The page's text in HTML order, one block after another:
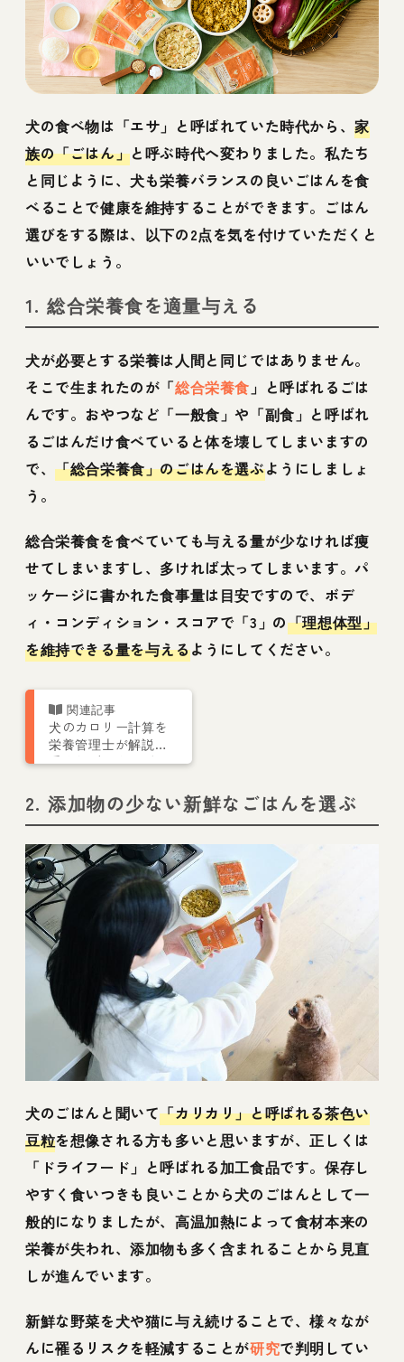
犬の食べ物は「エサ」と呼ばれていた時代から、家
族の「ごはん」と呼ぶ時代へ変わりました。私たち
と同じように、犬も栄養バランスの良いごはんを食
べることで健康を維持することができます。ごはん
選びをする際は、以下の2点を気を付けていただくと
いいでしょう。
1. 総合栄養食を適量与える
犬が必要とする栄養は人間と同じではありません。
そこで生まれたのが「総合栄養食 」と呼ばれるごは
んです。おやつなど「一般食」や「副食」と呼ばれ
るごはんだけ食べていると体を壊してしまいますの
で、「総合栄養食」のごはんを選ぶようにしましょ
う。
総合栄養食を食べていても与える量が少なければ痩
せてしまいますし、多ければ太ってしまいます。パ
ッケージに書かれた食事量は目安ですので、ボデ
ィ・コンディション・スコアで「3」の「理想体型」
を維持できる量を与えるようにしてください。
犬のカロリー計算を
栄養管理士が解説！
手作りごはんやダイ
ド量とは
2. 添加物の少ない新鮮なごはんを選ぶ
犬のごはんと聞いて「カリカリ」と呼ばれる茶色い
豆粒を想像される方も多いと思いますが、正しくは
「ドライフード」と呼ばれる加工食品です。保存し
やすく食いつきも良いことから犬のごはんとして一
般的になりましたが、高温加熱によって食材本来の
栄養が失われ、添加物も多く含まれることから見直
しが進んでいます。
新鮮な野菜を犬や猫に与え続けることで、様々なが
んに罹るリスクを軽減することが研究で判明してい